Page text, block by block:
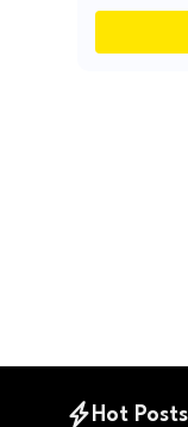
Hot Posts